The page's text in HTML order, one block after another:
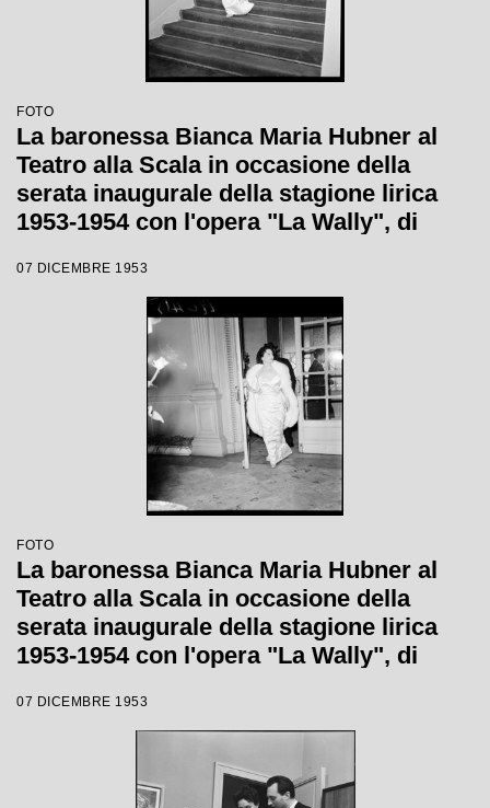
FOTO
La baronessa Bianca Maria Hubner al
Teatro alla Scala in occasione della
serata inaugurale della stagione lirica
1953-1954 con l'opera "La Wally", di
Giulini, con la regia di Tatiana Pavlova
07 DICEMBRE 1953
FOTO
La baronessa Bianca Maria Hubner al
Teatro alla Scala in occasione della
serata inaugurale della stagione lirica
1953-1954 con l'opera "La Wally", di
Giulini, con la regia di Tatiana Pavlova
07 DICEMBRE 1953